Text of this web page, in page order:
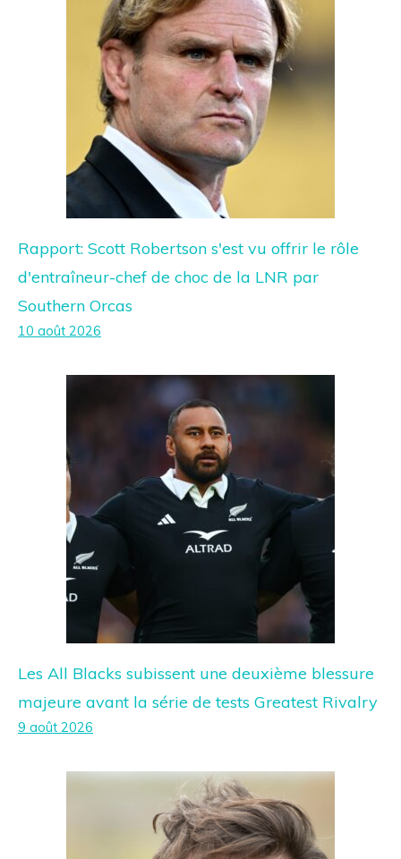
Rapport: Scott Robertson s'est vu offrir le rôle
d'entraîneur-chef de choc de la LNR par
Southern Orcas
10 août 2026
Les All Blacks subissent une deuxième blessure
majeure avant la série de tests Greatest Rivalry
9 août 2026